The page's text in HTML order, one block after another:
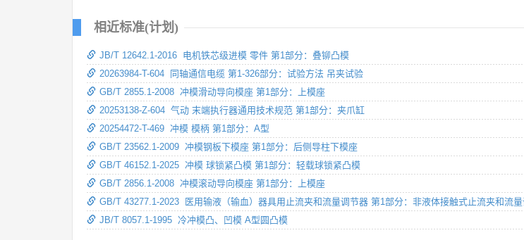
相近标准(计划)
JB/T 12642.1-2016 电机铁芯级进模 零件 第1部分：叠铆凸模
20263984-T-604 同轴通信电缆 第1-326部分：试验方法 吊夹试验
GB/T 2855.1-2008 冲模滑动导向模座 第1部分：上模座
20253138-Z-604 气动 末端执行器通用技术规范 第1部分：夹爪缸
20254472-T-469 冲模 模柄 第1部分：A型
GB/T 23562.1-2009 冲模钢板下模座 第1部分：后侧导柱下模座
GB/T 46152.1-2025 冲模 球锁紧凸模 第1部分：轻载球锁紧凸模
GB/T 2856.1-2008 冲模滚动导向模座 第1部分：上模座
GB/T 43277.1-2023 医用输液（输血）器具用止流夹和流量调节器 第1部分：非液体接触式止流夹和流
JB/T 8057.1-1995 冷冲模凸、凹模 A型圆凸模